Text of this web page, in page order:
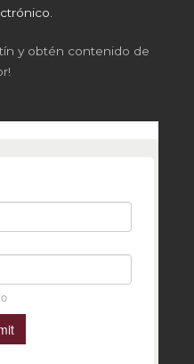
y obtén contenido de